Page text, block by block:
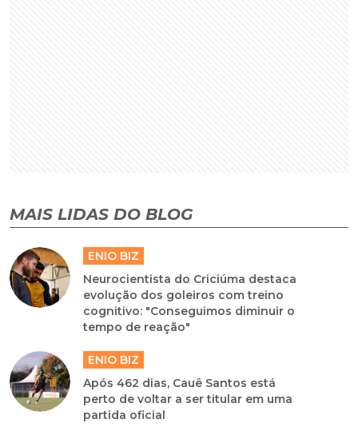
MAIS LIDAS DO BLOG
ENIO BIZ
Neurocientista do Criciúma destaca
evolução dos goleiros com treino
cognitivo: "Conseguimos diminuir o
tempo de reação"
ENIO BIZ
Após 462 dias, Cauê Santos está
perto de voltar a ser titular em uma
partida oficial